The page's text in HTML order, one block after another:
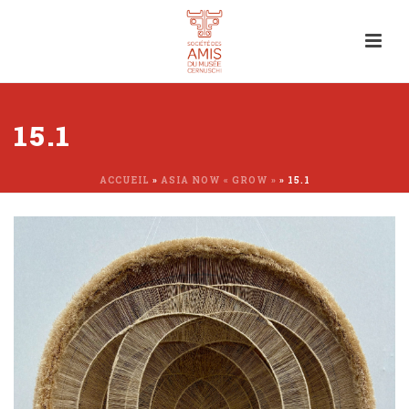
15.1
ACCUEIL » ASIA NOW « GROW » » 15.1